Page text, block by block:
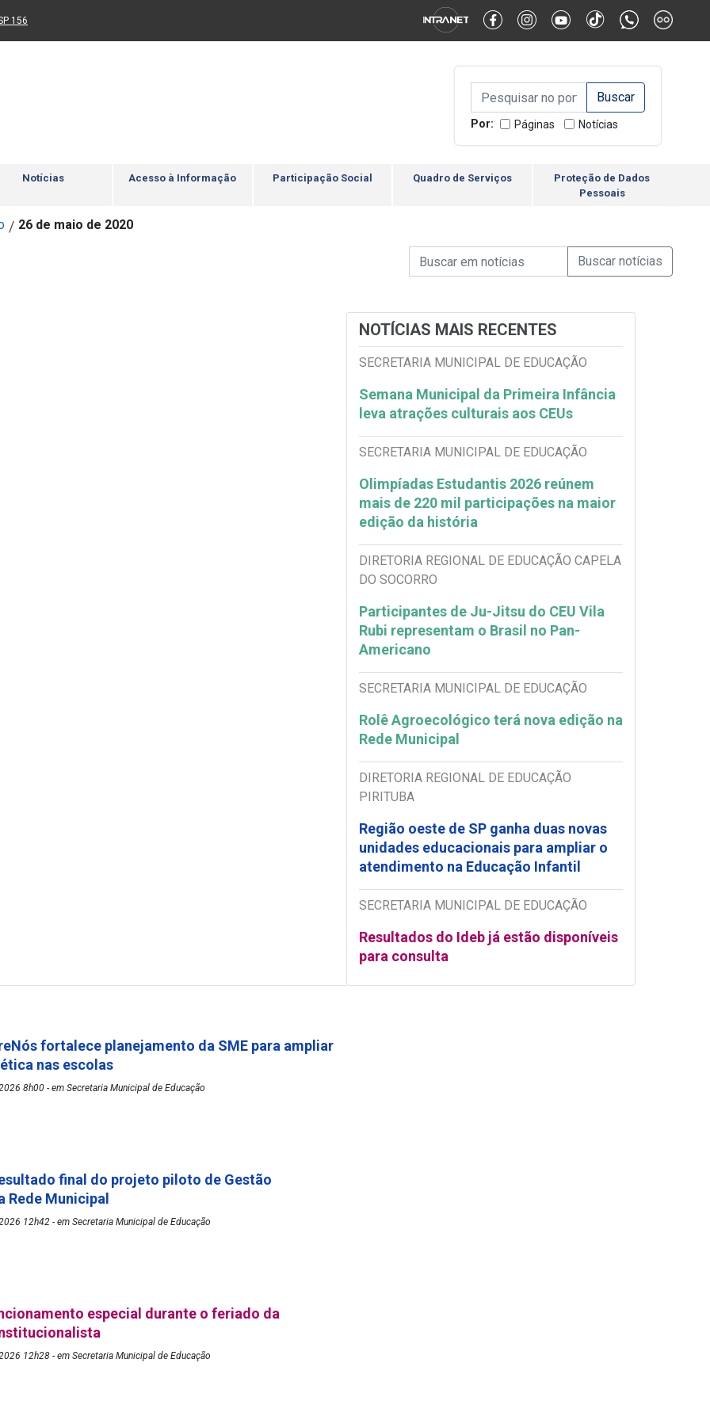
Ir para rodapé Alternar Alto Contraste Alternar Tamanho da Fonte
para um novo sítio)
156
Campo de Busca de
Campo de Busca de informaçõesEnviar a Busca
Por: Páginas Notícias
Notícias Acesso à Informação Participação Social Quadro de Serviços
Proteção de Dados
Pessoais
/ 26 de maio de 2020
Campo de Busca de Notícias
Campo de Busca de informaçõesEnviar a Busca de
NOTÍCIAS MAIS RECENTES
SECRETARIA MUNICIPAL DE EDUCAÇÃO
Semana Municipal da Primeira Infância
leva atrações culturais aos CEUs
SECRETARIA MUNICIPAL DE EDUCAÇÃO
Olimpíadas Estudantis 2026 reúnem
mais de 220 mil participações na maior
edição da história
DIRETORIA REGIONAL DE EDUCAÇÃO CAPELA
DO SOCORRO
Participantes de Ju-Jitsu do CEU Vila
Rubi representam o Brasil no Pan-
Americano
SECRETARIA MUNICIPAL DE EDUCAÇÃO
Rolê Agroecológico terá nova edição na
Rede Municipal
DIRETORIA REGIONAL DE EDUCAÇÃO
PIRITUBA
Região oeste de SP ganha duas novas
unidades educacionais para ampliar o
atendimento na Educação Infantil
SECRETARIA MUNICIPAL DE EDUCAÇÃO
Resultados do Ideb já estão disponíveis
para consulta
fortalece planejamento da SME para ampliar
nas escolas
8h00 - em Secretaria Municipal de Educação
final do projeto piloto de Gestão
Rede Municipal
12h42 - em Secretaria Municipal de Educação
especial durante o feriado da
12h28 - em Secretaria Municipal de Educação